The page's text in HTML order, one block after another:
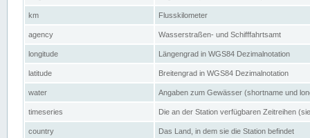
km Flusskilometer
agency Wasserstraßen- und Schifffahrtsamt
longitude Längengrad in WGS84 Dezimalnotation
latitude Breitengrad in WGS84 Dezimalnotation
water Angaben zum Gewässer (shortname und
timeseries Die an der Station verfügbaren Zeitreihen
country Das Land, in dem sie die Station befindet